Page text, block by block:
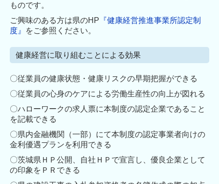
ものです。
ご興味のある方は県のHP 『健康経営推進事業所認定制
度』
をご参照ください。
健康経営に取り組むことによる効果
〇従業員の健康状態・健康リスクの早期把握ができる
〇従業員の心身のケアによる労働生産性の向上が図れる
〇ハローワークの求人票に本制度の認定企業であること
を記載できる
〇県内金融機関（一部）にて本制度の認定事業者向けの
金利優遇プランを利用できる
〇茨城県ＨＰ公開、自社ＨＰで宣言し、優良企業として
の印象をＰＲできる